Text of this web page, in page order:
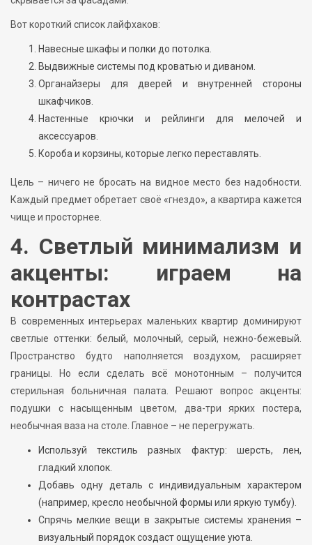
Вот короткий список лайфхаков:
Навесные шкафы и полки до потолка.
Выдвижные системы под кроватью и диваном.
Органайзеры для дверей и внутренней стороны
шкафчиков.
Настенные крючки и рейлинги для мелочей и
аксессуаров.
Короба и корзины, которые легко переставлять.
Цель – ничего не бросать на видное место без надобности.
Каждый предмет обретает своё «гнездо», а квартира кажется
чище и просторнее.
4. Светлый минимализм и
акценты: играем на
контрастах
В современных интерьерах маленьких квартир доминируют
светлые оттенки: белый, молочный, серый, нежно-бежевый.
Пространство будто наполняется воздухом, расширяет
границы. Но если сделать всё монотонным – получится
стерильная больничная палата. Решают вопрос акценты:
подушки с насыщенным цветом, два-три ярких постера,
необычная ваза на столе. Главное – не перегружать.
Используй текстиль разных фактур: шерсть, лен,
гладкий хлопок.
Добавь одну деталь с индивидуальным характером
(например, кресло необычной формы или яркую тумбу).
Спрячь мелкие вещи в закрытые системы хранения –
визуальный порядок создаст ощущение уюта.